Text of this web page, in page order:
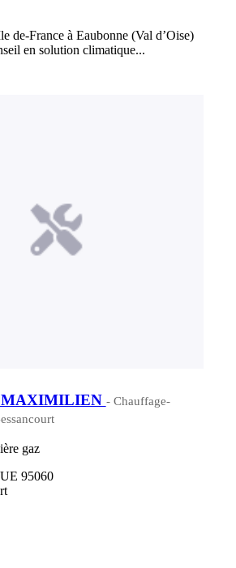
de-France à Eaubonne (Val d’Oise)
en solution climatique...
MAXIMILIEN - Chauffage-
gaz
95060